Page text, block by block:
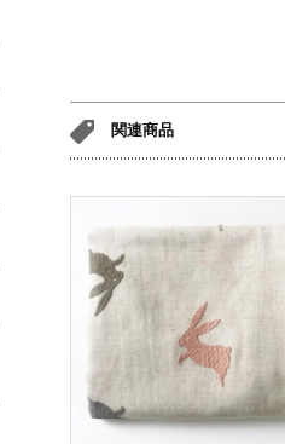
関連商品